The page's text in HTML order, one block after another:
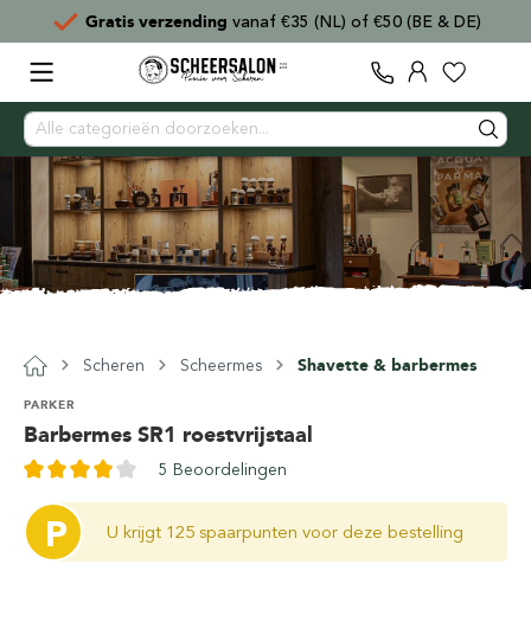
Gratis verzending vanaf €35 (NL) of €50 (BE & DE)
Scheren Scheermes Shavette & barbermes
Barbermes SR1 roestvrijstaal
PARKER
5 Beoordelingen
P U krijgt 125 spaarpunten voor deze bestelling